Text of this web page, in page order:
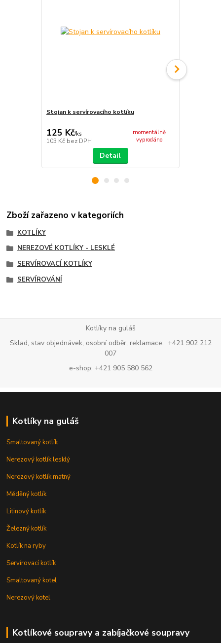
Stojan k servírovacího kotlíku
125 Kč/ks
103 Kč bez DPH
momentálně
vyprodáno
Detail
Zboží zařazeno v kategoriích
KOTLÍKY
NEREZOVÉ KOTLÍKY - LESKLÉ
SERVÍROVACÍ KOTLÍKY
SERVÍROVÁNÍ
Kotlíky na guláš
Sklad, stav objednávek, osobní odběr, reklamace: +421 902 212
007
e-shop: +421 905 580 562
Kotlíky na guláš
Smaltovaný kotlík
Nerezový kotlík lesklý
Nerezový kotlík matný
Měděný kotlík
Litinový kotlík
Železný kotlík
Kotlík na ryby
Servírovací kotlík
Smaltovaný kotel
Nerezový kotel
Kotlíkové soupravy a zabíjačkové soupravy